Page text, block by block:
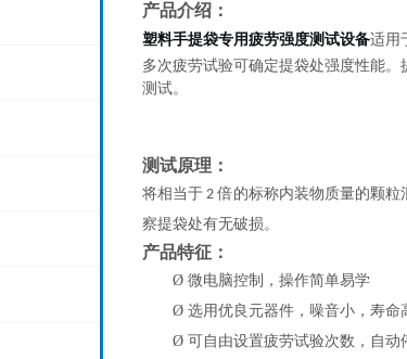
产品介绍：
塑料手提袋专用疲劳强度测试设备适用
多次疲劳试验可确定提袋处强度性能
测试。
测试原理：
将相当于 2倍的标称内装物质量的颗
察提袋处有无破损。
产品特征 ：
Ø 微电脑控制，操作简单易学
Ø 选用优良元器件，噪音小，寿命
Ø 可自由设置疲劳试验次数，自动